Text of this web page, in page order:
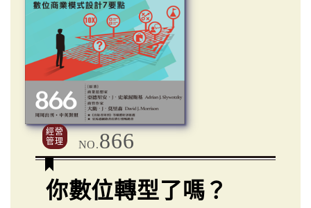
經營
管理
NO.866
你數位轉型了嗎？